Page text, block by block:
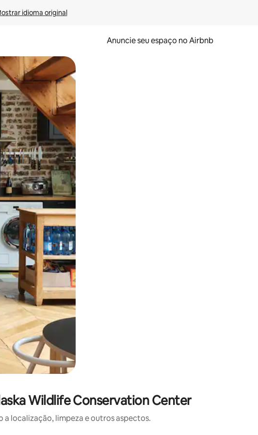
idioma original
Anuncie seu espaço no Airbnb
tocando e deslizando o dedo na tela.
Wildlife Conservation Center
localização, limpeza e outros aspectos.